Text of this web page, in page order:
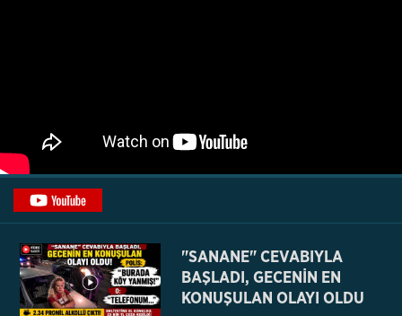
"SANANE" CEVABIYLA
BAŞLADI, GECENİN EN
KONUŞULAN OLAYI OLDU